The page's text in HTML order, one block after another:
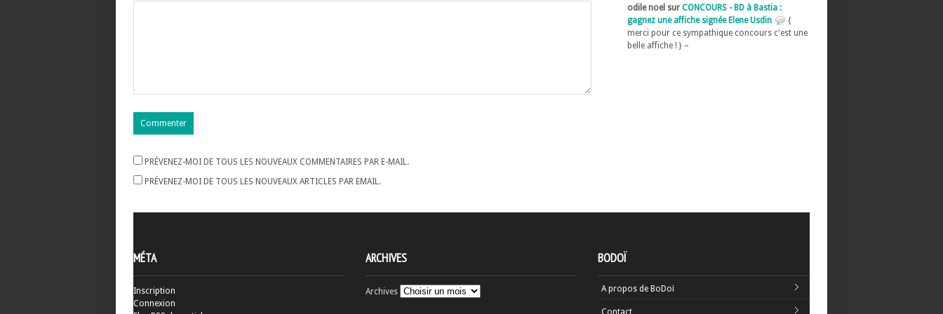
PRÉVENEZ-MOI DE TOUS LES NOUVEAUX COMMENTAIRES PAR E-MAIL.
PRÉVENEZ-MOI DE TOUS LES NOUVEAUX ARTICLES PAR EMAIL.
odile noel sur CONCOURS - BD à Bastia :
gagnez une affiche signée Elene Usdin
{
merci pour ce sympathique concours c'est une
belle affiche ! } –
MÉTA
Inscription
Connexion
ARCHIVES
Archives
BODOÏ
A propos de BoDoï
Contact